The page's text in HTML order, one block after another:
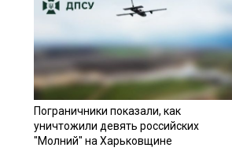
Пограничники показали, как
уничтожили девять российских
"Молний" на Харьковщине